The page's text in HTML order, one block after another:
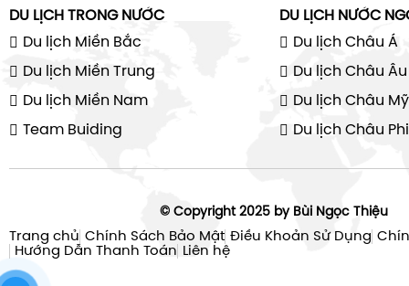
DU LỊCH TRONG NƯỚC
Du lịch Miền Bắc
Du lịch Miền Trung
Du lịch Miền Nam
Team Buiding
DU LỊCH NƯỚC
Du lịch Châu Á
Du lịch Châu Âu
Du lịch Châu Mỹ
Du lịch Châu Phi
© Copyright 2025 by Bùi Ngọc Thiệu
Trang chủ Chính Sách Bảo Mật Điều Khoản Sử Dụng
Hướng Dẫn Thanh Toán Liên hệ